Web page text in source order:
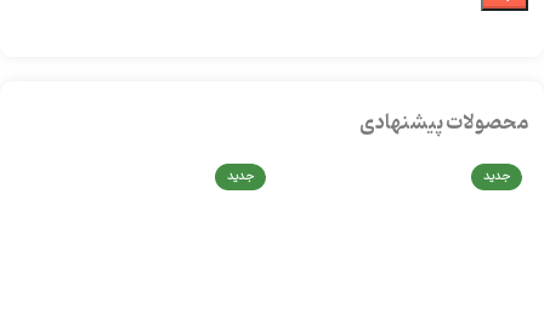
محصولات پیشنهادی
جدید جدید